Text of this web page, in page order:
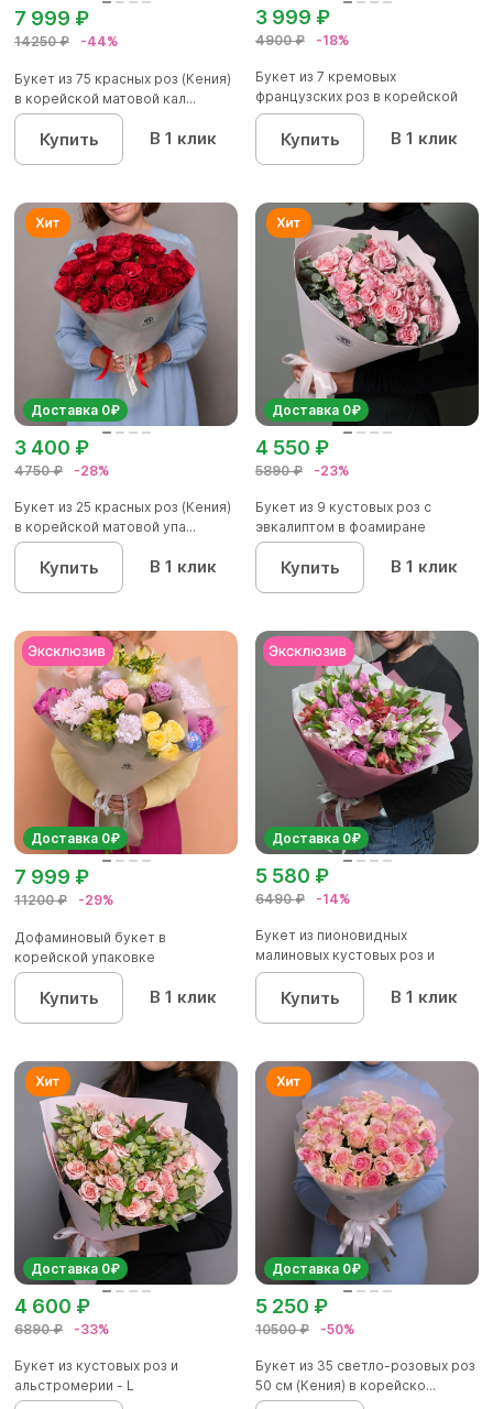
14250 ₽ -44%
7 999 ₽
Букет из 75 красных роз (Кения)
в корейской матовой кал...
Купить В 1 клик
4900 ₽ -18%
3 999 ₽
Букет из 7 кремовых
французских роз в корейской
упаковк...
Купить В 1 клик
Доставка 0₽
4750 ₽ -28%
3 400 ₽
Букет из 25 красных роз (Кения)
в корейской матовой упа...
Купить В 1 клик
Доставка 0₽
5890 ₽ -23%
4 550 ₽
Букет из 9 кустовых роз с
эвкалиптом в фоамиране
Купить В 1 клик
Доставка 0₽
11200 ₽ -29%
7 999 ₽
Дофаминовый букет в
корейской упаковке
Купить В 1 клик
Доставка 0₽
6490 ₽ -14%
5 580 ₽
Букет из пионовидных
малиновых кустовых роз и
альстроме...
Купить В 1 клик
Доставка 0₽
6890 ₽ -33%
4 600 ₽
Букет из кустовых роз и
альстромерии - L
Доставка 0₽
10500 ₽ -50%
5 250 ₽
Букет из 35 светло-розовых роз
50 см (Кения) в корейско...